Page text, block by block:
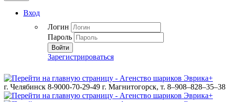
Вход
Логин
Пароль
Войти
Зарегистрироваться
г. Челябинск 8-9000-70-29-49 г. Магнитогорск, т. 8–908–828–35–38